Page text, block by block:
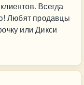
Всегда
Любят продавцы
или Дикси